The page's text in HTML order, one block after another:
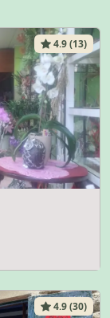
4.9 (13)
4.9 (30)